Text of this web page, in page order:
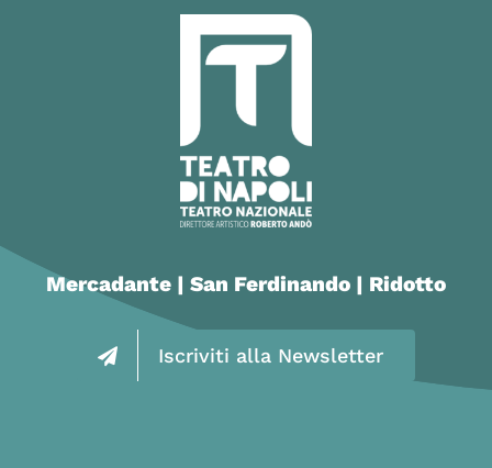
Mercadante | San Ferdinando | Ridotto
Iscriviti alla Newsletter